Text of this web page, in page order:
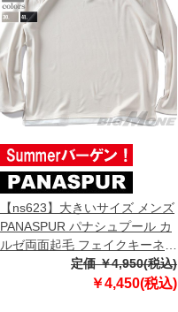
【ns623】大きいサイズ メンズ
PANASPUR パナシュプール カ
ルゼ両面起毛 フェイクキーネッ
ク ロング Tシャツ 5401-604z
定価 ￥4,950(税込)
￥4,450(税込)